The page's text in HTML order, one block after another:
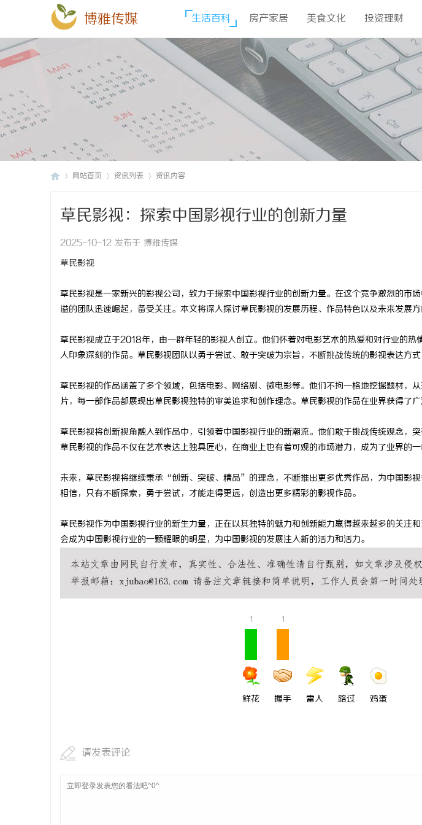
博雅传媒 生活百科 房产家居 美食文化 投资理财
网站首页 资讯列表 资讯内容
草民影视：探索中国影视行业的创新力量
2025-10-12 发布于 博雅传媒
草民影视
草民影视是一家新兴的影视公司，致力于探索中国影视行业的创新力量。在这个竞争激烈的市
溢的团队迅速崛起，备受关注。本文将深入探讨草民影视的发展历程、作品特色以及未来发展方
草民影视成立于2018年，由一群年轻的影视人创立。他们怀着对电影艺术的热爱和对行业的热
人印象深刻的作品。草民影视团队以勇于尝试、敢于突破为宗旨，不断挑战传统的影视表达方式
草民影视的作品涵盖了多个领域，包括电影、网络剧、微电影等。他们不拘一格地挖掘题材，
片，每一部作品都展现出草民影视独特的审美追求和创作理念。草民影视的作品在业界获得了广
草民影视将创新视角融入到作品中，引领着中国影视行业的新潮流。他们敢于挑战传统观念，
草民影视的作品不仅在艺术表达上独具匠心，在商业上也有着可观的市场潜力，成为了业界的一
未来，草民影视将继续秉承“创新、突破、精品”的理念，不断推出更多优秀作品，为中国影
相信，只有不断探索，勇于尝试，才能走得更远，创造出更多精彩的影视作品。
草民影视作为中国影视行业的新生力量，正在以其独特的魅力和创新能力赢得越来越多的关注
会成为中国影视行业的一颗耀眼的明星，为中国影视的发展注入新的活力和活力。
1
鲜花
1
握手 雷人 路过 鸡蛋
请发表评论
贝净 AC 国际医疗实验室，标准化研发体系
全解析